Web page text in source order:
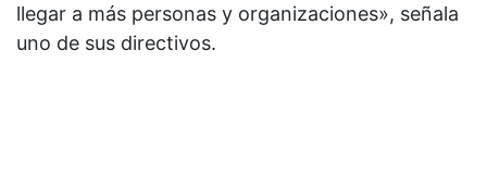
llegar a más personas y organizaciones», señala
uno de sus directivos.